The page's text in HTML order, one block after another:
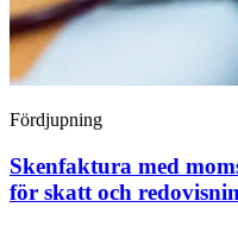
Fördjupning
Skenfaktura med
för skatt och